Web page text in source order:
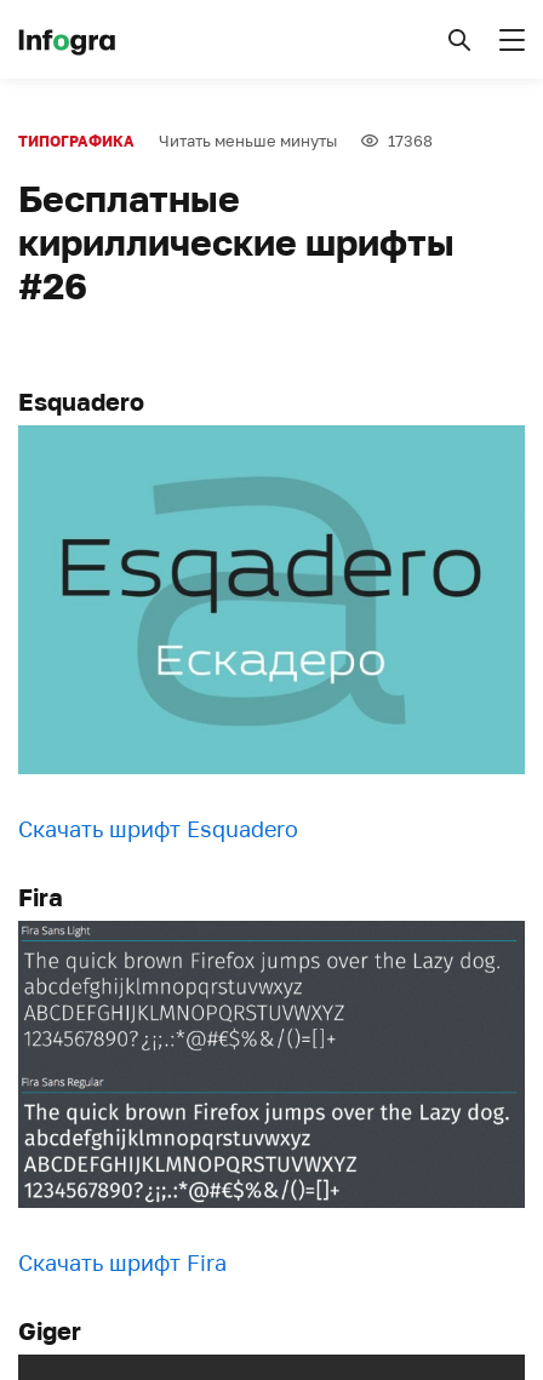
ТИПОГРАФИКА Читать меньше минуты 17368
Бесплатные
кириллические шрифты
#26
Esquadero
Скачать шрифт Esquadero
Fira
Скачать шрифт Fira
Giger